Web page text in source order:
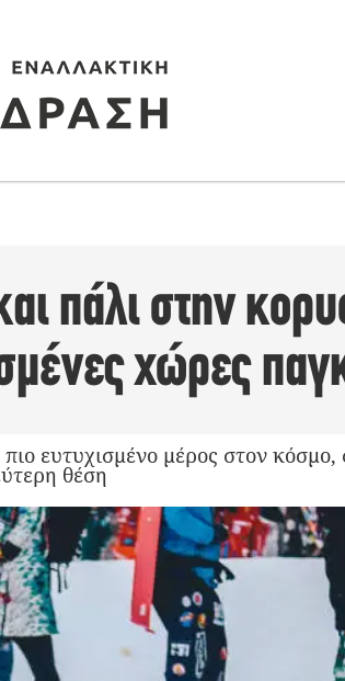
πάλι στην
χώρες
πιο ευτυχισμένο μέρος στον
θέση